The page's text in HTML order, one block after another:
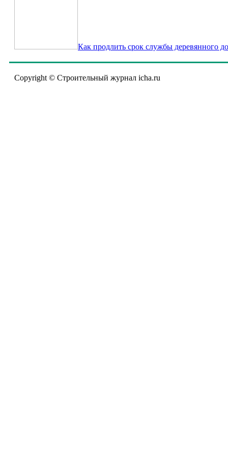
Как продлить срок службы деревянного
Copyright © Строительный журнал icha.ru